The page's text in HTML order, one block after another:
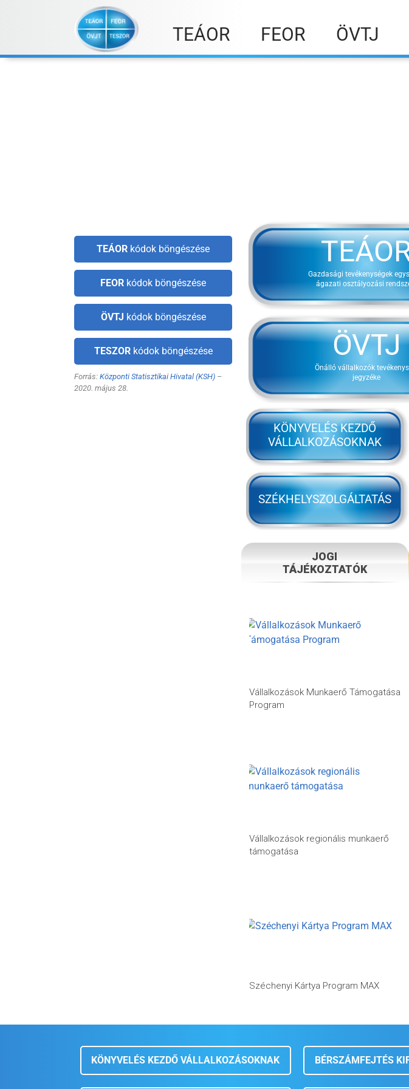
TEÁOR FEOR ÖVTJ
Gazdasági tevékenységek
ágazati osztályozási
ÖVTJ
Önálló vállalkozók
jegyzéke
KÖNYVELÉS KEZDŐ
VÁLLALKOZÁSOKNAK
SZÉKHELYSZOLGÁLTATÁS
JOGI
TÁJÉKOZTATÓK
Vállalkozások Munkaerő Támogatása
Program
Vállalkozások regionális munkaerő
támogatása
Széchenyi Kártya Program MAX
TEÁOR kódok böngészése
FEOR kódok böngészése
ÖVTJ kódok böngészése
TESZORkódok böngészése
Forrás: Központi Statisztikai Hivatal (KSH) –
2020. május 28.
KÖNYVELÉS KEZDŐ VÁLLALKOZÁSOKNAK BÉRSZÁMFEJTÉS